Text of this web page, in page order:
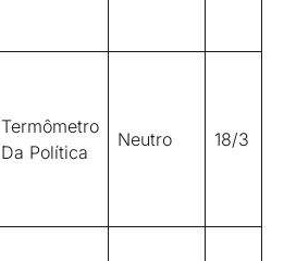
Termômetro
Da Política
Neutro 18/3